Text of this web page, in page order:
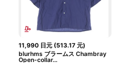
11,990 日元(513.17 元)
blurhms ブラームス Chambray
Open-collar...